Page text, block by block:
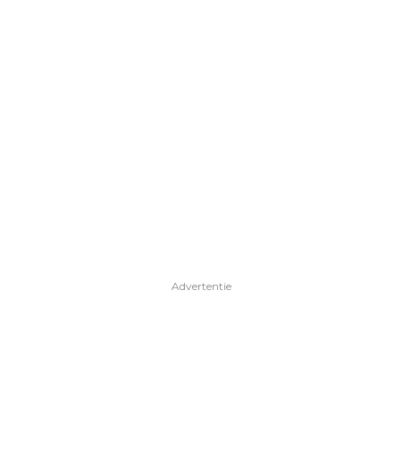
Advertentie